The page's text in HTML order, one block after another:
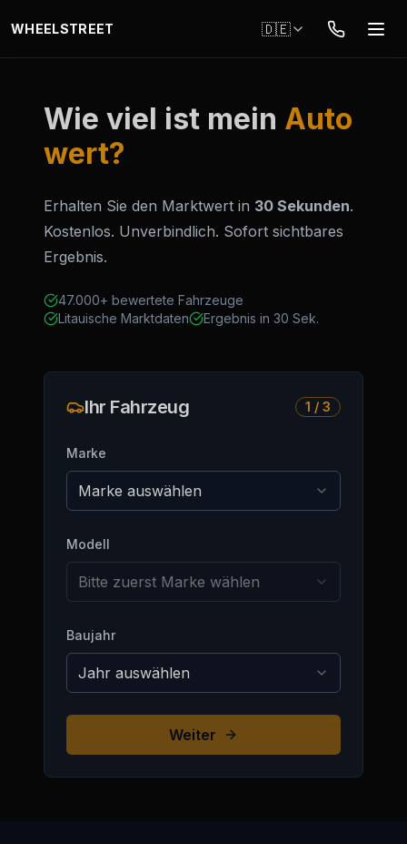
WHEELSTREET 🇩🇪
Wie viel ist mein Auto
wert?
Erhalten Sie den Marktwert in 30 Sekunden.
Kostenlos. Unverbindlich. Sofort sichtbares
Ergebnis.
47.000+ bewertete Fahrzeuge
Litauische Marktdaten
Ergebnis in 30 Sek.
Ihr Fahrzeug 1 / 3
Marke
Marke auswählen
Modell
Bitte zuerst Marke wählen
Baujahr
Jahr auswählen
Weiter